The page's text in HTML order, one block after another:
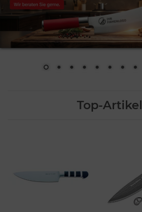
Top-Artikel